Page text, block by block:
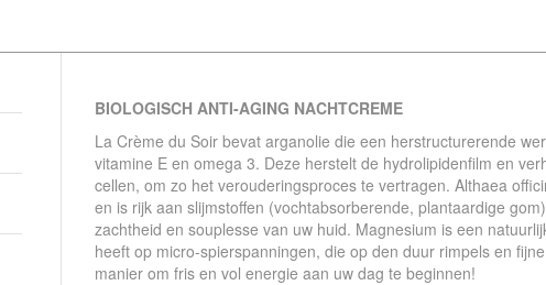
BIOLOGISCH ANTI-AGING NACHTCREME
La Crème du Soir bevat arganolie die een herstructurerende
vitamine E en omega 3. Deze herstelt de hydrolipidenfilm en
cellen, om zo het verouderingsproces te vertragen. Althaea
en is rijk aan slijmstoffen (vochtabsorberende, plantaardige
zachtheid en souplesse van uw huid. Magnesium is een
heeft op micro-spierspanningen, die op den duur rimpels en
manier om fris en vol energie aan uw dag te beginnen!